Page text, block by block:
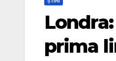
prima